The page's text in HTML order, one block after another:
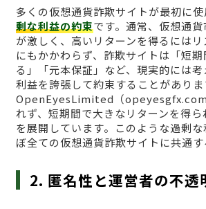
多くの仮想通貨詐欺サイトが最初に使
剰な利益の約束です。通常、仮想通
が激しく、高いリターンを得るにはリ
にもかかわらず、詐欺サイトは「短
る」「元本保証」など、現実的には
利益を誇張して約束することがありま
OpenEyesLimited（opeyesgfx.com
れず、短期間で大きなリターンを得
を展開しています。このような過剰
ぼ全ての仮想通貨詐欺サイトに共通す
2. 匿名性と運営者の不透